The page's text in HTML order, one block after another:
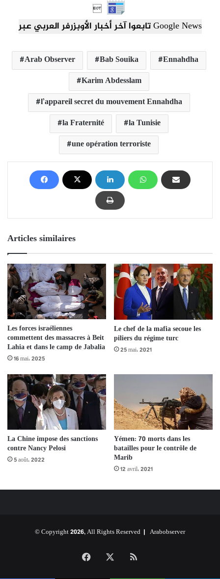

تابعوا آخر أخبار الأوبزرفر العربي عبر Google News
Arab Observer Bab Souika
Ennahdha
Karim Abdesslam
l’appareil secret du mouvement Ennahdha
la Fraternité
la Tunisie
une opération terroriste
Articles similaires
Les forces israéliennes
commettent des massacres à Beit
Lahia et dans le camp de Jabalia
16 mai، 2025
Le chef de la mafia secoue les
piliers du régime turc
25 mai، 2021
La Chine impose des sanctions
contre Nancy Pelosi
5 août، 2022
Yémen: 70 morts dans les
batailles pour le contrôle de
Marib
12 avril، 2021
© Copyright 2026, All Rights Reserved | Arabobserver
Facebook